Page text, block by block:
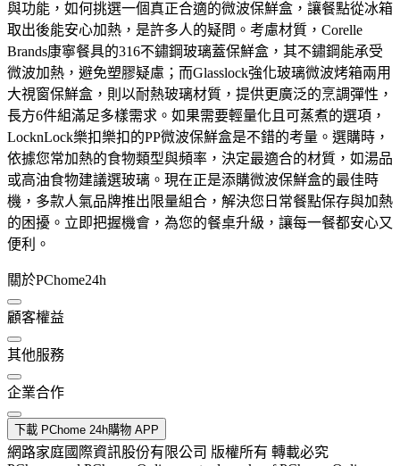
與功能，如何挑選一個真正合適的微波保鮮盒，讓餐點從冰箱
取出後能安心加熱，是許多人的疑問。考慮材質，Corelle
Brands康寧餐具的316不鏽鋼玻璃蓋保鮮盒，其不鏽鋼能承受
微波加熱，避免塑膠疑慮；而Glasslock強化玻璃微波烤箱兩用
大視窗保鮮盒，則以耐熱玻璃材質，提供更廣泛的烹調彈性，
長方6件組滿足多樣需求。如果需要輕量化且可蒸煮的選項，
LocknLock樂扣樂扣的PP微波保鮮盒是不錯的考量。選購時，
依據您常加熱的食物類型與頻率，決定最適合的材質，如湯品
或高油食物建議選玻璃。現在正是添購微波保鮮盒的最佳時
機，多款人氣品牌推出限量組合，解決您日常餐點保存與加熱
的困擾。立即把握機會，為您的餐桌升級，讓每一餐都安心又
便利。
關於PChome24h
顧客權益
其他服務
企業合作
下載 PChome 24h購物 APP
網路家庭國際資訊股份有限公司 版權所有 轉載必究